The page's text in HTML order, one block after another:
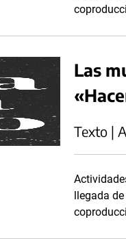
Las
Texto |
llegada